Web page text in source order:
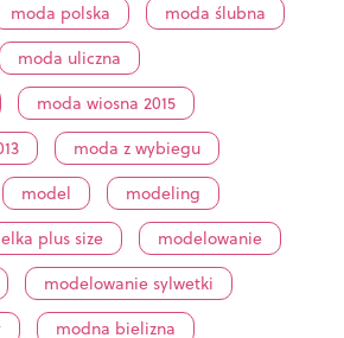
moda polska
moda ślubna
moda uliczna
moda wiosna 2015
moda z wybiegu
model
modeling
plus size
modelowanie
modelowanie sylwetki
modna bielizna